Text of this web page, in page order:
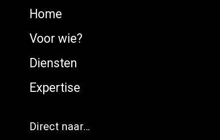
Home
Voor wie?
Diensten
Expertise
Direct naar…